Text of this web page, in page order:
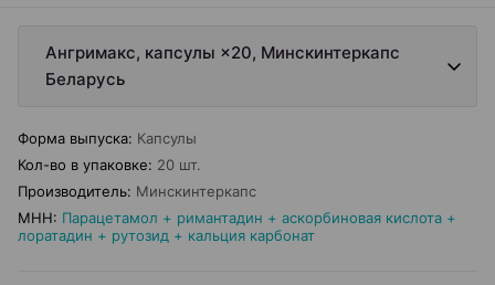
Ангримакс, капсулы ×20, Минскинтеркапс
Беларусь
Форма выпуска: Капсулы
Кол-во в упаковке: 20 шт.
Производитель: Минскинтеркапс
МНН: Парацетамол + римантадин + аскорбиновая кислота +
лоратадин + рутозид + кальция карбонат